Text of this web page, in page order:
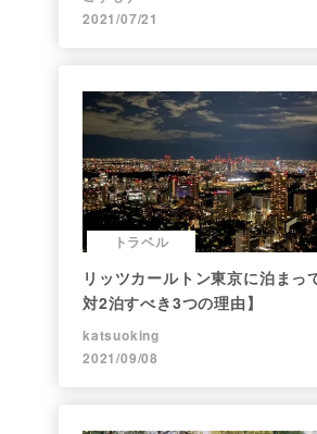
2021/07/21
トラベル
リッツカールトン東京に泊まっ
対2泊すべき3つの理由】
katsuoking
2021/09/08